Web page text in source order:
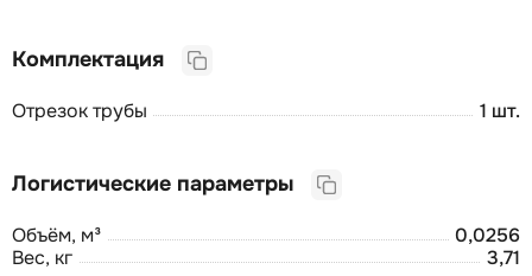
Комплектация
Отрезок трубы 1 шт.
Логистические параметры
Объём, м³
0,0256
Вес, кг
3,71